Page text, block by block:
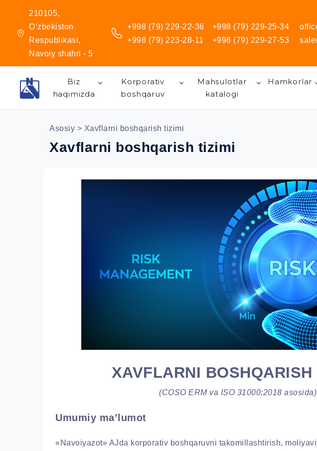
210105,
O‘zbekiston
Respublikasi,
Navoiy shahri - 5
+998 (79) 229-22-36
+998 (79) 223-28-11
+998 (79) 229-25-34
+998 (79) 229-27-53
Biz
haqimizda
Korporativ
boshqaruv
Mahsulotlar
katalogi
Hamkorlar
Asosiy > Xavflarni boshqarish tizimi
Xavflarni boshqarish tizimi
XAVFLARNI BOSHQARISH
(COSO ERM va ISO 31000:2018 asosida)
Umumiy ma’lumot
«Navoiyazot» AJda korporativ boshqaruvni takomillashtirish,